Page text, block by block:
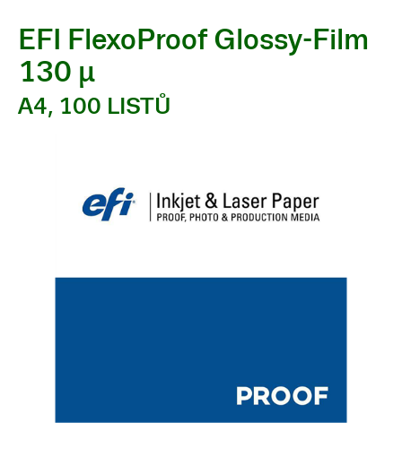
EFI FlexoProof Glossy-Film
130 µ
A4, 100 LISTŮ